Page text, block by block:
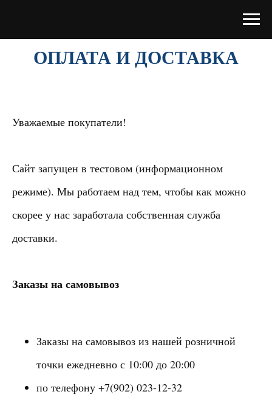
ОПЛАТА И ДОСТАВКА
Уважаемые покупатели!
Сайт запущен в тестовом (информационном
режиме). Мы работаем над тем, чтобы как можно
скорее у нас заработала собственная служба
доставки.
Заказы на самовывоз
Заказы на самовывоз из нашей розничной
точки ежедневно с 10:00 до 20:00
по телефону +7(902) 023-12-32